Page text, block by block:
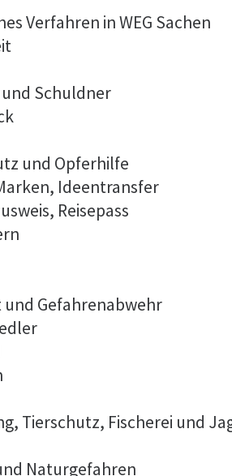
Verfahren in WEG Sachen
Schuldner
und Opferhilfe
Ideentransfer
Reisepass
und Gefahrenabwehr
Tierschutz, Fischerei und
Naturgefahren